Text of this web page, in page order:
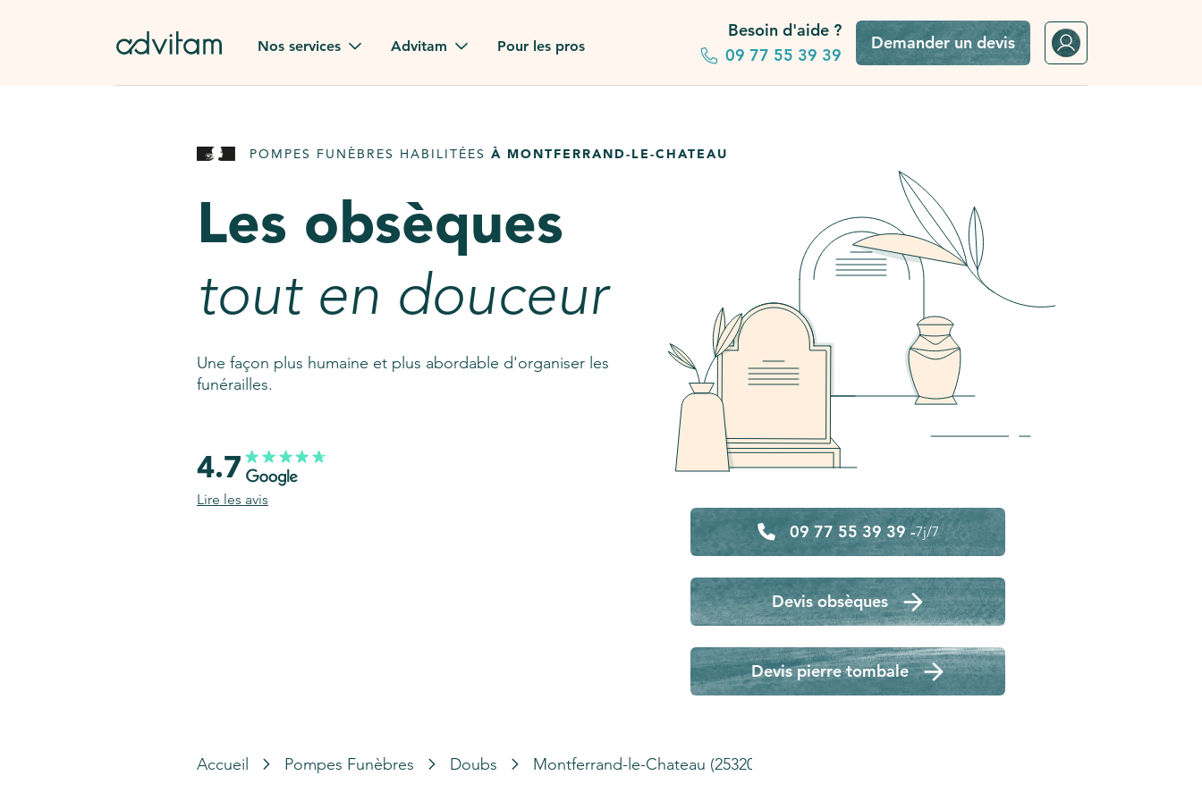
Nos services
Rapatriement à
Pierre tombale
AssistGPT
Nos services en plus
Advitam
Advitam dans la presse
Consultez notre FAQ
Pour les pros
Besoin d'aide ?
09 77 55 39 39
Demander un devis
POMPES FUNÈBRES HABILITÉES À MONTFERRAND-LE-CHATEAU
Les obsèques
tout en douceur
Une façon plus humaine et plus abordable d'organiser les
funérailles.
09 77 55 39 39 -7j/7
Devis obsèques
Devis pierre tombale
4.7
Lire les avis
Accueil Pompes Funèbres Doubs Montferrand-le-Chateau (25320)